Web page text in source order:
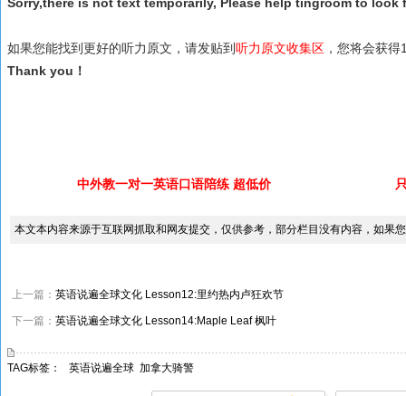
如果您能找到更好的听力原文，请发贴到听力原文收集区 ，您将会获
Thank you！
中外教一对一英语口语陪练 超低价
本文本内容来源于互联网抓取和网友提交，仅供参考，部分栏目没有内容，如果
上一篇： 英语说遍全球文化 Lesson12:里约热内卢狂欢节
下一篇： 英语说遍全球文化 Lesson14:Maple Leaf 枫叶
TAG标签： 英语说遍全球 加拿大骑警